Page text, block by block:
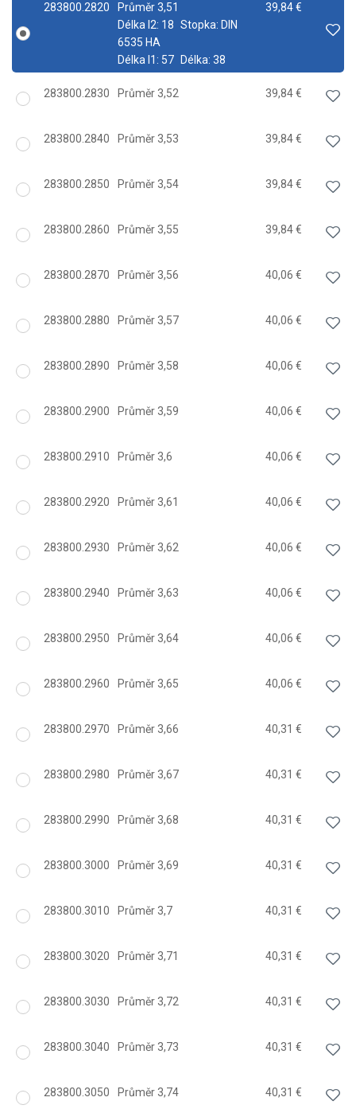
283800.2820
Průměr 3,51
Délka l2: 18 Stopka: DIN
6535 HA
Délka l1: 57 Délka: 38
39,84 €
283800.2830 Průměr 3,52 39,84 €
283800.2840 Průměr 3,53 39,84 €
283800.2850 Průměr 3,54 39,84 €
283800.2860 Průměr 3,55 39,84 €
283800.2870 Průměr 3,56 40,06 €
283800.2880 Průměr 3,57 40,06 €
283800.2890 Průměr 3,58 40,06 €
283800.2900 Průměr 3,59 40,06 €
283800.2910 Průměr 3,6 40,06 €
283800.2920 Průměr 3,61 40,06 €
283800.2930 Průměr 3,62 40,06 €
283800.2940 Průměr 3,63 40,06 €
283800.2950 Průměr 3,64 40,06 €
283800.2960 Průměr 3,65 40,06 €
283800.2970 Průměr 3,66 40,31 €
283800.2980 Průměr 3,67 40,31 €
283800.2990 Průměr 3,68 40,31 €
283800.3000 Průměr 3,69 40,31 €
283800.3010 Průměr 3,7 40,31 €
283800.3020 Průměr 3,71 40,31 €
283800.3030 Průměr 3,72 40,31 €
283800.3040 Průměr 3,73 40,31 €
283800.3050 Průměr 3,74 40,31 €